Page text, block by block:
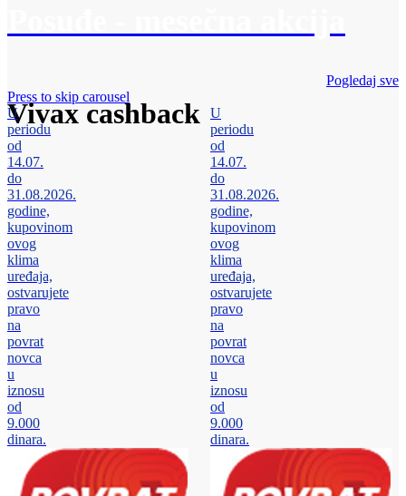
Vivax cashback
Pogledaj sve
Press to skip carousel
U
periodu
od
14.07.
do
31.08.2026.
godine,
kupovinom
ovog
klima
uređaja,
ostvarujete
pravo
na
povrat
novca
u
iznosu
od
9.000
dinara.
U
periodu
od
14.07.
do
31.08.2026.
godine,
kupovinom
ovog
klima
uređaja,
ostvarujete
pravo
na
povrat
novca
u
iznosu
od
9.000
dinara.